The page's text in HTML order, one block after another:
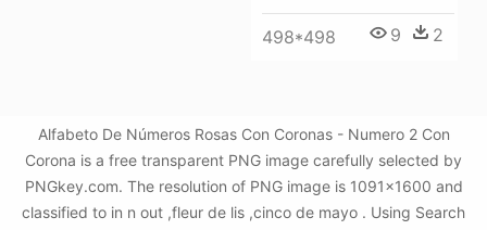
498*498 9 2
Alfabeto De Números Rosas Con Coronas - Numero 2 Con
Corona is a free transparent PNG image carefully selected by
PNGkey.com. The resolution of PNG image is 1091x1600 and
classified to in n out ,fleur de lis ,cinco de mayo . Using Search